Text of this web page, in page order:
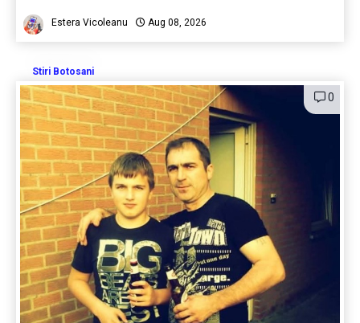
Estera Vicoleanu Aug 08, 2026
Stiri Botosani
0